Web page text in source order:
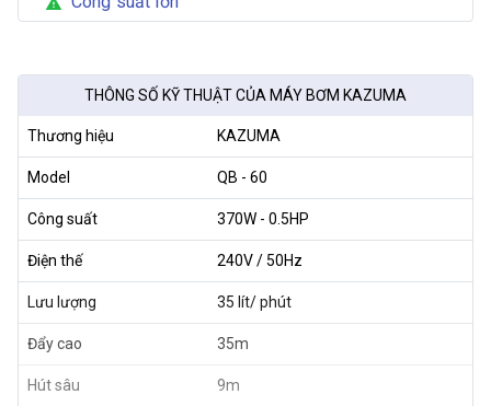
THÔNG SỐ KỸ THUẬT CỦA MÁY BƠM KAZUMA
Thương hiệu KAZUMA
Model QB - 60
Công suất 370W - 0.5HP
Điện thế 240V / 50Hz
Lưu lượng 35 lít/ phút
Đẩy cao 35m
Hút sâu 9m